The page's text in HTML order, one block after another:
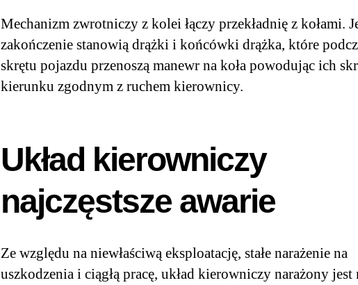
Mechanizm zwrotniczy z kolei łączy przekładnię z kołami.
zakończenie stanowią drążki i końcówki drążka, które
skrętu pojazdu przenoszą manewr na koła powodując ich
kierunku zgodnym z ruchem kierownicy.
Układ kierowniczy
najczęstsze awarie
Ze względu na niewłaściwą eksploatację, stałe narażenie na
uszkodzenia i ciągłą pracę, układ kierowniczy narażony jest